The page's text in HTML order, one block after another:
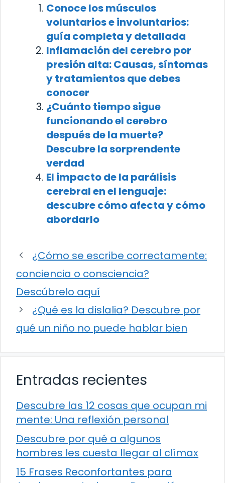
Conoce los músculos
voluntarios e involuntarios:
guía completa y detallada
Inflamación del cerebro por
presión alta: Causas, síntomas
y tratamientos que debes
conocer
¿Cuánto tiempo sigue
funcionando el cerebro
después de la muerte?
Descubre la sorprendente
verdad
El impacto de la parálisis
cerebral en el lenguaje:
descubre cómo afecta y cómo
abordarlo
¿Cómo se escribe correctamente:
conciencia o consciencia?
Descúbrelo aquí
¿Qué es la dislalia? Descubre por
qué un niño no puede hablar bien
Entradas recientes
Descubre las 12 cosas que ocupan mi
mente: Una reflexión personal
Descubre por qué a algunos
hombres les cuesta llegar al clímax
15 Frases Reconfortantes para